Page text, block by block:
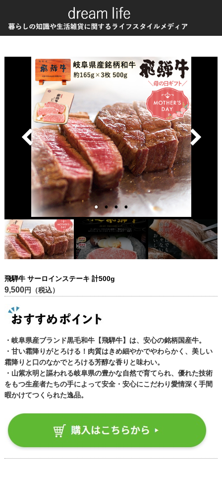
飛騨牛 サーロインステーキ 計500g
9,500円（税込）
・岐阜県産ブランド黒毛和牛【飛騨牛】は、安心の銘柄国産牛。
・甘い霜降りがとろける！肉質はきめ細やかでやわらかく、美しい
霜降りと口のなかでとろける芳醇な香りと味わい。
・山紫水明と謳われる岐阜県の豊かな自然で育てられ、優れた技術
をもつ生産者たちの手によって安全・安心にこだわり愛情深く手間
暇かけてつくられた逸品。